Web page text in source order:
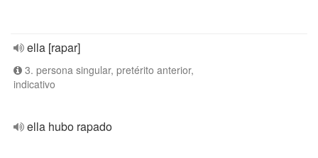
ella [rapar]
3. persona singular, pretérito anterior,
indicativo
ella hubo rapado